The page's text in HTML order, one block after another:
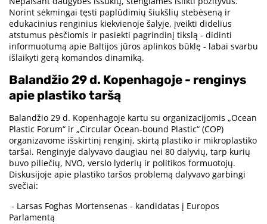
Norint sėkmingai tęsti paplūdimių šiukšlių stebėseną ir
edukacinius renginius kiekvienoje šalyje, įveikti didelius
atstumus pėsčiomis ir pasiekti pagrindinį tikslą - didinti
informuotumą apie Baltijos jūros aplinkos būklę - labai svarbu
išlaikyti gerą komandos dinamiką.
Balandžio 29 d. Kopenhagoje - renginys
apie plastiko taršą
Balandžio 29 d. Kopenhagoje kartu su organizacijomis „Ocean
Plastic Forum“ ir „Circular Ocean-bound Plastic“ (COP)
organizavome išskirtinį renginį, skirtą plastiko ir mikroplastiko
taršai. Renginyje dalyvavo daugiau nei 80 dalyvių, tarp kurių
buvo piliečių, NVO, verslo lyderių ir politikos formuotojų.
Diskusijoje apie plastiko taršos problemą dalyvavo garbingi
svečiai:
- Larsas Foghas Mortensenas - kandidatas į Europos
Parlamentą